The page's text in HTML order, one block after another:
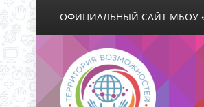
ОФИЦИАЛЬНЫЙ САЙТ МБОУ